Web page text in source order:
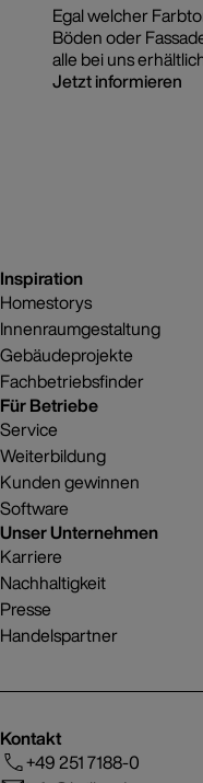
Egal welcher
Böden oder
alle bei uns
Jetzt informieren
Inspiration
Homestorys
Innenraumgestaltung
Gebäudeprojekte
Fachbetriebsfinder
Für Betriebe
Service
Weiterbildung
Kunden gewinnen
Software
Unser Unternehmen
Karriere
Nachhaltigkeit
Presse
Handelspartner
Kontakt
+49 251 7188-0